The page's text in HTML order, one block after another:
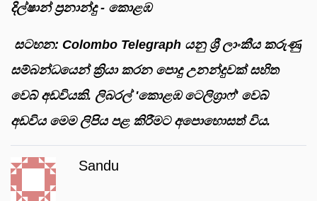
දිල්ෂාන් ප්‍රනාන්දු - කොළඹ
සටහන: Colombo Telegraph යනු ශ්‍රී ලාංකීය කරුණු
සම්බන්ධයෙන් ක්‍රියා කරන පොදු උනන්දුවක් සහිත
වෙබ් අඩවියකි. ලිබරල් 'කොළඹ ටෙලිග්‍රාෆ්' වෙබ්
අඩවිය මෙම ලිපිය පළ කිරීමට අපොහොසත් විය.
Sandu